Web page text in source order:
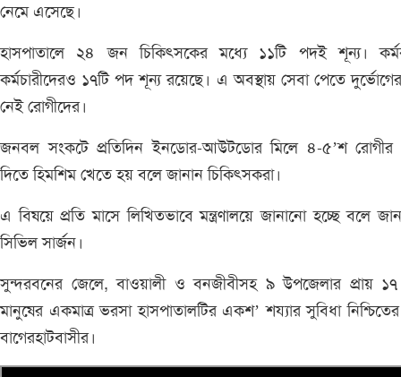
নেমে এসেছে।
হাসপাতালে ২৪ জন চিকিৎসকের মধ্যে ১১টি পদই শূন্য।
কর্মচারীদেরও ১৭টি পদ শূন্য রয়েছে। এ অবস্থায় সেবা পেতে
নেই রোগীদের।
জনবল সংকটে প্রতিদিন ইনডোর-আউটডোর মিলে ৪-৫’শ রোগীর
দিতে হিমশিম খেতে হয় বলে জানান চিকিৎসকরা।
এ বিষয়ে প্রতি মাসে লিখিতভাবে মন্ত্রণালয়ে জানানো হচ্ছে বলে
সিভিল সার্জন।
সুন্দরবনের জেলে, বাওয়ালী ও বনজীবীসহ ৯ উপজেলার প্রায়
মানুষের একমাত্র ভরসা হাসপাতালটির একশ’ শয্যার সুবিধা নিশ্চিতের
বাগেরহাটবাসীর।